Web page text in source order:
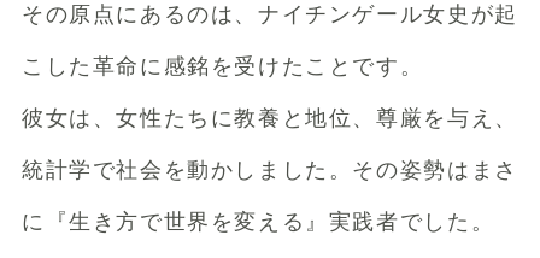
その原点にあるのは、ナイチンゲール女史が起
こした革命に感銘を受けたことです。
彼女は、女性たちに教養と地位、尊厳を与え、
統計学で社会を動かしました。その姿勢はまさ
に『生き方で世界を変える』実践者でした。